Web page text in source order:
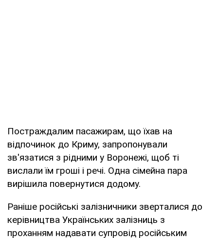
Постраждалим пасажирам, що їхав на
відпочинок до Криму, запропонували
зв'язатися з рідними у Воронежі, щоб ті
вислали їм гроші і речі. Одна сімейна пара
вирішила повернутися додому.
Раніше російські залізничники зверталися до
керівництва Українських залізниць з
проханням надавати супровід російським